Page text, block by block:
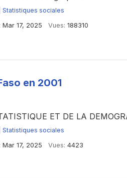
Statistiques sociales
Mar 17, 2025 Vues: 188310
en 2001
ET DE LA
Statistiques sociales
Mar 17, 2025 Vues: 4423